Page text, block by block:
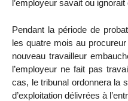
l’employeur savait ou
Pendant la période de
les quatre mois au
nouveau travailleur
l’employeur ne fait pas
cas, le tribunal ordonnera la
d’exploitation délivrées à